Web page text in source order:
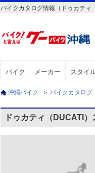
バイクカタログ情報（ドゥカティ
バイク メーカー スタイ
沖縄バイク ＞ バイクカタログ
ドゥカティ（DUCATI